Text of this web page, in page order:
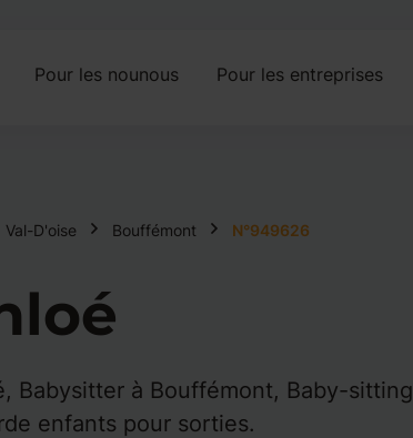
Pour les nounous Pour les entreprises
Val-D'oise Bouffémont N°949626
Babysitter à Bouffémont, Baby-sitting
enfants pour sorties.